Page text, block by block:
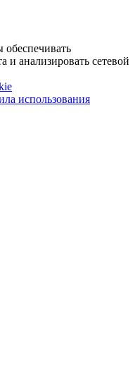
и анализировать сетевой
использования